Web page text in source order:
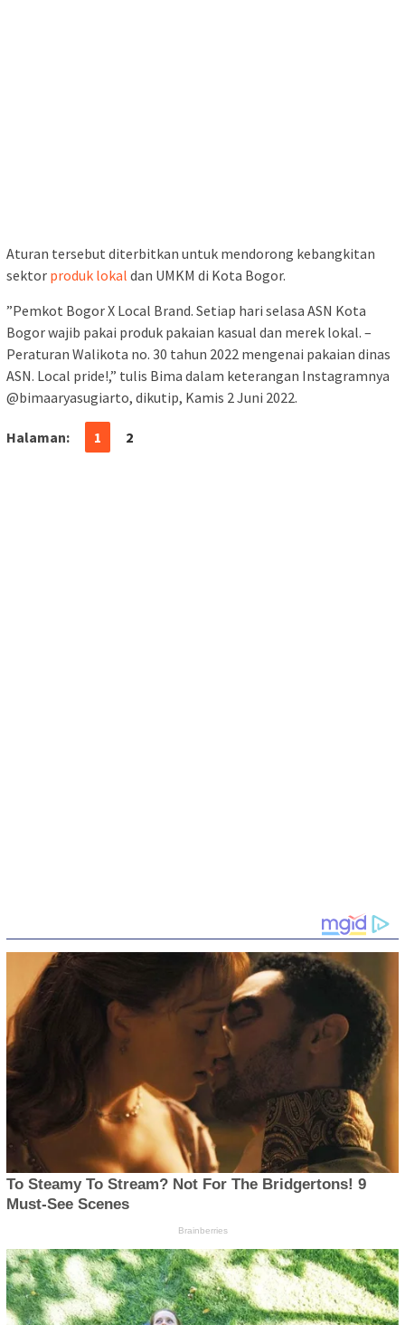
Aturan tersebut diterbitkan untuk mendorong kebangkitan
sektor produk lokal dan UMKM di Kota Bogor.
”Pemkot Bogor X Local Brand. Setiap hari selasa ASN Kota
Bogor wajib pakai produk pakaian kasual dan merek lokal. –
Peraturan Walikota no. 30 tahun 2022 mengenai pakaian dinas
ASN. Local pride!,” tulis Bima dalam keterangan Instagramnya
@bimaaryasugiarto, dikutip, Kamis 2 Juni 2022.
Halaman: 1 2